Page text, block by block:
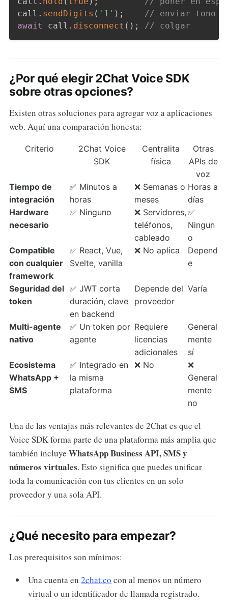
call . sendDigits ( '1' ) ;
// enviar tono
await
call . disconnect ( ) ; // colgar
¿Por qué elegir 2Chat Voice SDK
sobre otras opciones?
Existen otras soluciones para agregar voz a aplicaciones
web. Aquí una comparación honesta:
Criterio
2Chat Voice
SDK
Centralita
física
Otras
APIs de
voz
Tiempo de
integración
✅ Minutos a
horas
❌ Semanas o
meses
Horas a
días
Hardware
necesario
✅ Ninguno
❌ Servidores,
teléfonos,
cableado
✅
Ningun
o
Compatible
con cualquier
framework
✅ React, Vue,
Svelte, vanilla
❌ No aplica
Depend
e
Seguridad del
token
✅ JWT corta
duración, clave
en backend
Depende del
proveedor
Varía
Multi-agente
nativo
✅ Un token por
agente
Requiere
licencias
adicionales
General
mente
sí
Ecosistema
WhatsApp +
SMS
✅ Integrado en
la misma
plataforma
❌ No
❌
General
mente
no
Una de las ventajas más relevantes de 2Chat es que el
Voice SDK forma parte de una plataforma más amplia que
también incluye WhatsApp Business API, SMS y
números virtuales. Esto significa que puedes unificar
toda la comunicación con tus clientes en un solo
proveedor y una sola API.
¿Qué necesito para empezar?
Los prerequisitos son mínimos:
Una cuenta en2chat.co con al menos un número
virtual o un identificador de llamada registrado.